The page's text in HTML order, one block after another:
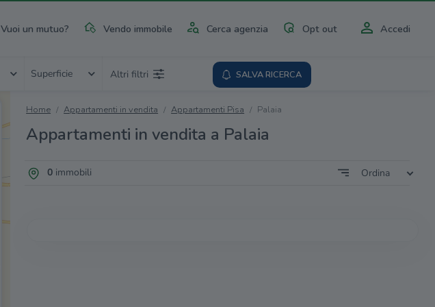
Vuoi un mutuo? Vendo immobile Cerca agenzia Opt out Accedi
Superficie Altri filtri SALVA RICERCA
Home Appartamenti in vendita Appartamenti Pisa Palaia
Appartamenti in vendita a Palaia
0immobili